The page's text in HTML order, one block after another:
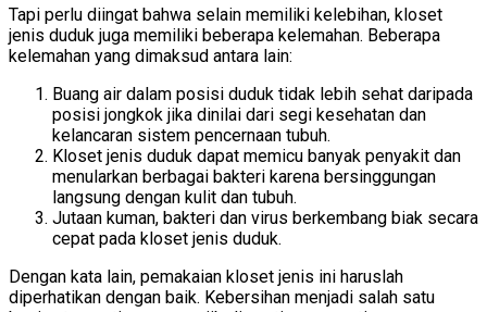
Tapi perlu diingat bahwa selain memiliki kelebihan, kloset
jenis duduk juga memiliki beberapa kelemahan. Beberapa
kelemahan yang dimaksud antara lain:
Buang air dalam posisi duduk tidak lebih sehat daripada
posisi jongkok jika dinilai dari segi kesehatan dan
kelancaran sistem pencernaan tubuh.
Kloset jenis duduk dapat memicu banyak penyakit dan
menularkan berbagai bakteri karena bersinggungan
langsung dengan kulit dan tubuh.
Jutaan kuman, bakteri dan virus berkembang biak secara
cepat pada kloset jenis duduk.
Dengan kata lain, pemakaian kloset jenis ini haruslah
diperhatikan dengan baik. Kebersihan menjadi salah satu